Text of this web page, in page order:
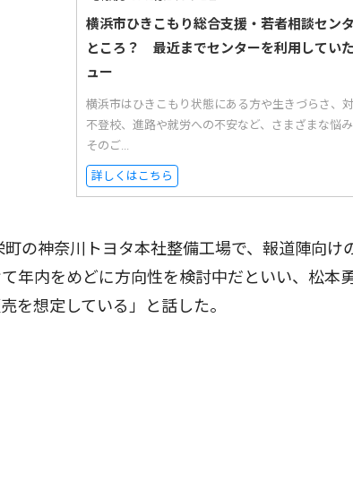
横浜市ひきこもり総合支援・若者相談セン
ところ？ 最近までセンターを利用してい
ュー
横浜市はひきこもり状態にある方や生きづらさ、対
不登校、進路や就労への不安など、さまざまな悩
そのご...
詳しくはこちら
の神奈川トヨタ本社整備工場で、報道陣向け
年内をめどに方向性を検討中だといい、松本
を想定している」と話した。